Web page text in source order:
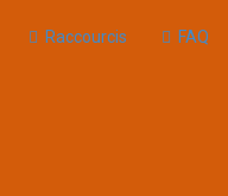
Raccourcis FAQ